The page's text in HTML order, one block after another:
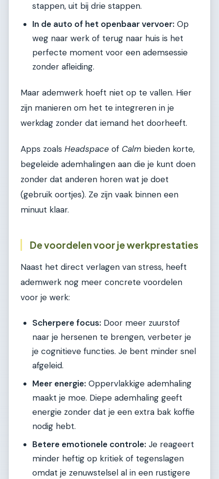
stappen, uit bij drie stappen.
In de auto of het openbaar vervoer: Op
weg naar werk of terug naar huis is het
perfecte moment voor een ademsessie
zonder afleiding.
Maar ademwerk hoeft niet op te vallen. Hier
zijn manieren om het te integreren in je
werkdag zonder dat iemand het doorheeft.
Apps zoals Headspace of Calm bieden korte,
begeleide ademhalingen aan die je kunt doen
zonder dat anderen horen wat je doet
(gebruik oortjes). Ze zijn vaak binnen een
minuut klaar.
De voordelen voor je werkprestaties
Naast het direct verlagen van stress, heeft
ademwerk nog meer concrete voordelen
voor je werk:
Scherpere focus: Door meer zuurstof
naar je hersenen te brengen, verbeter je
je cognitieve functies. Je bent minder snel
afgeleid.
Meer energie: Oppervlakkige ademhaling
maakt je moe. Diepe ademhaling geeft
energie zonder dat je een extra bak koffie
nodig hebt.
Betere emotionele controle: Je reageert
minder heftig op kritiek of tegenslagen
omdat je zenuwstelsel al in een rustigere